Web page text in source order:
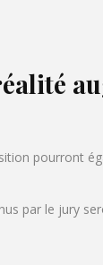
pourront
par le jury